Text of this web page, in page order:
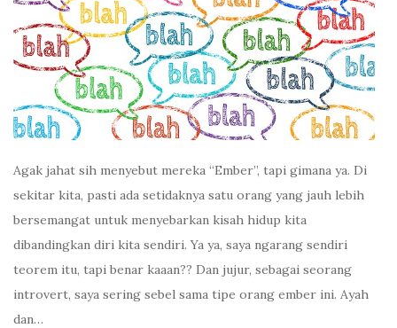
Agak jahat sih menyebut mereka “Ember”, tapi gimana ya. Di
sekitar kita, pasti ada setidaknya satu orang yang jauh lebih
bersemangat untuk menyebarkan kisah hidup kita
dibandingkan diri kita sendiri. Ya ya, saya ngarang sendiri
teorem itu, tapi benar kaaan?? Dan jujur, sebagai seorang
introvert, saya sering sebel sama tipe orang ember ini. Ayah
dan…